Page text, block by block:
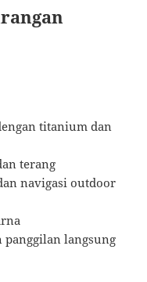
titanium dan
terang
navigasi outdoor
panggilan langsung